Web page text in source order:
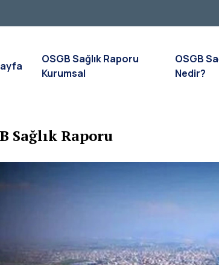
Sağlık Raporu
OSGB Sağlık Raporu
Kurumsal
OSGB
Nedir?